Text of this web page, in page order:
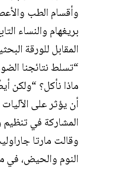
وأقسام الطب
بريغهام والنساء
المقابل للورقة
“تسلط نتائجنا
ماذا نأكل؟ “ولكن
أن يؤثر على
المشاركة في
وقالت مارتا
النوم والحيض، في